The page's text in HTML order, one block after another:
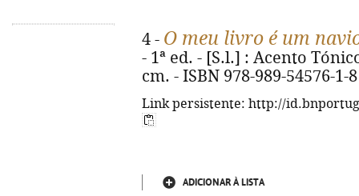
4 - O meu livro é um
- 1ª ed. - [S.l.] : Acento
cm. - ISBN 978-989-54576-1-8
Link persistente: http://
ADICIONAR À LISTA